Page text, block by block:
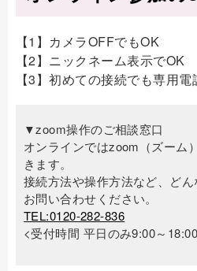
【1】カメラOFFでもOK
【2】ニックネーム表示でOK
【3】初めての接続でも専用電
▼zoom操作のご相談窓口
オンラインではzoom（ズーム
きます。
接続方法や操作方法など、ど
お問い合わせください。
TEL:0120-282-836
<受付時間 平日のみ9:00～